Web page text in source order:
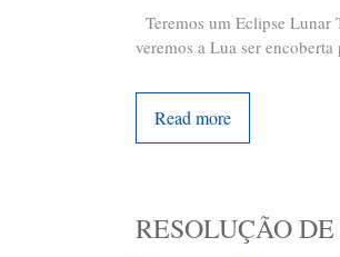
Teremos um Eclipse Lunar
veremos a Lua ser encoberta
Read more
RESOLUÇÃO